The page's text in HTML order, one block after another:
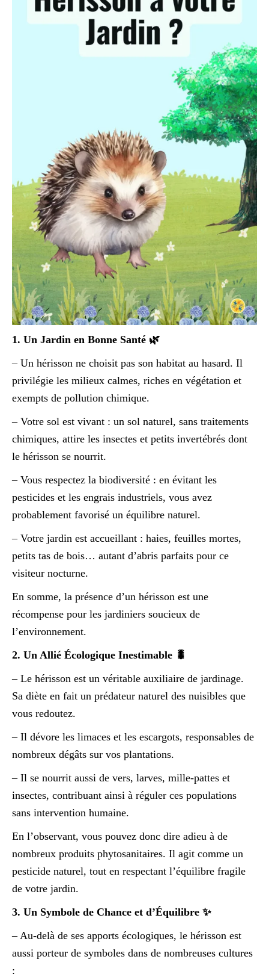
1. Un Jardin en Bonne Santé 🌿
– Un hérisson ne choisit pas son habitat au hasard. Il
privilégie les milieux calmes, riches en végétation et
exempts de pollution chimique.
– Votre sol est vivant : un sol naturel, sans traitements
chimiques, attire les insectes et petits invertébrés dont
le hérisson se nourrit.
– Vous respectez la biodiversité : en évitant les
pesticides et les engrais industriels, vous avez
probablement favorisé un équilibre naturel.
– Votre jardin est accueillant : haies, feuilles mortes,
petits tas de bois… autant d’abris parfaits pour ce
visiteur nocturne.
En somme, la présence d’un hérisson est une
récompense pour les jardiniers soucieux de
l’environnement.
2. Un Allié Écologique Inestimable 🐛
– Le hérisson est un véritable auxiliaire de jardinage.
Sa diète en fait un prédateur naturel des nuisibles que
vous redoutez.
– Il dévore les limaces et les escargots, responsables de
nombreux dégâts sur vos plantations.
– Il se nourrit aussi de vers, larves, mille-pattes et
insectes, contribuant ainsi à réguler ces populations
sans intervention humaine.
En l’observant, vous pouvez donc dire adieu à de
nombreux produits phytosanitaires. Il agit comme un
pesticide naturel, tout en respectant l’équilibre fragile
de votre jardin.
3. Un Symbole de Chance et d’Équilibre ✨
– Au-delà de ses apports écologiques, le hérisson est
aussi porteur de symboles dans de nombreuses cultures
: